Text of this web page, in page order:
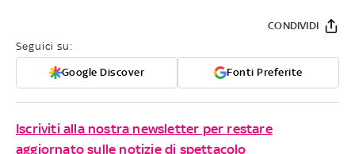
Seguici su:
Google Discover Fonti Preferite
CONDIVIDI
Iscriviti alla nostra newsletter per restare
aggiornato sulle notizie di spettacolo